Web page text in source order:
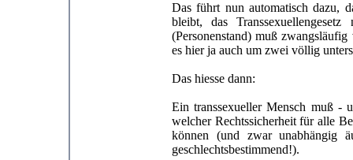
Das führt nun automatisch dazu,
bleibt, das
(Personenstand) muß
es hier ja auch um zwei völlig
Das hiesse dann:
Ein transsexueller Mensch muß -
welcher Rechtssicherheit für alle
können (und zwar unabhängig
geschlechtsbestimmend!).